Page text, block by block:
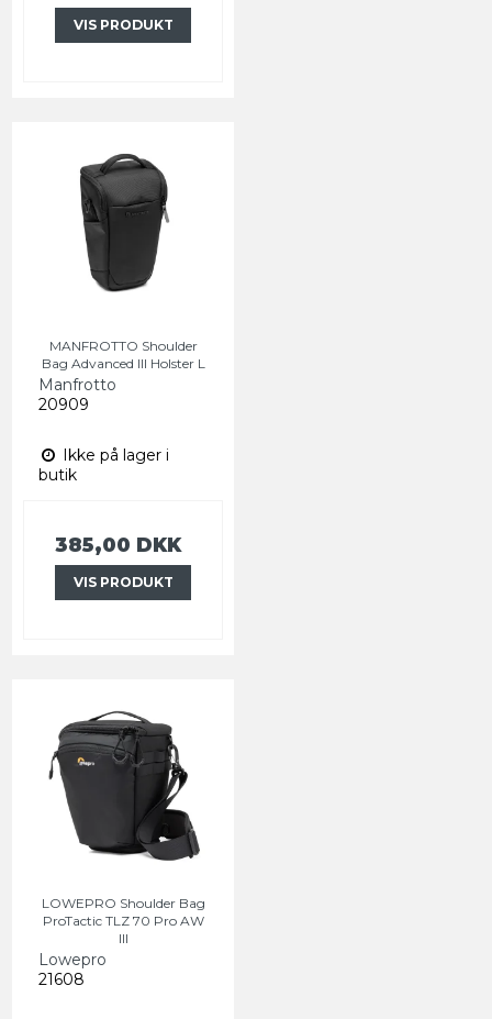
VIS PRODUKT
MANFROTTO Shoulder
Bag Advanced III Holster L
Manfrotto
20909
Ikke på lager i
butik
385,00 DKK
VIS PRODUKT
LOWEPRO Shoulder Bag
ProTactic TLZ 70 Pro AW
III
Lowepro
21608